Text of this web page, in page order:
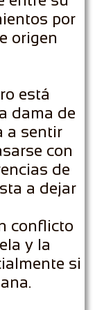
por
origen
está
dama de
a sentir
con
de
a dejar
conflicto
y la
si